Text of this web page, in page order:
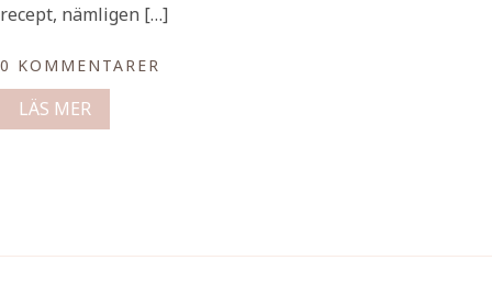
recept, nämligen […]
0 KOMMENTARER
LÄS MER